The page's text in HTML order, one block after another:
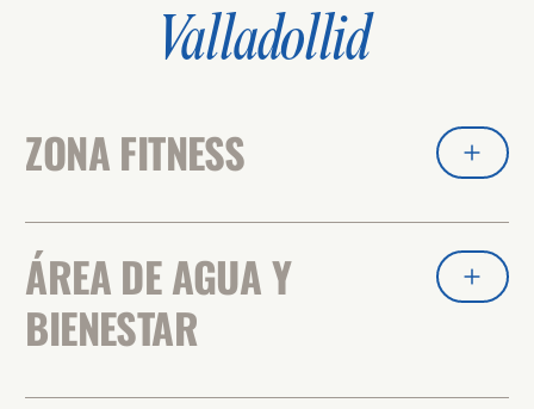
Valladollid
ZONA FITNESS
ÁREA DE AGUA Y
BIENESTAR